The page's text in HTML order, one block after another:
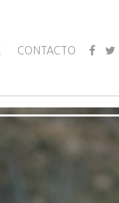
CONTACTO